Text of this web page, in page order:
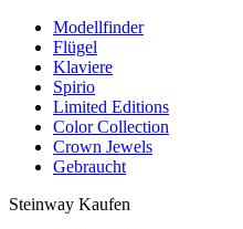
Modellfinder
Flügel
Klaviere
Spirio
Limited Editions
Color Collection
Crown Jewels
Gebraucht
Steinway Kaufen